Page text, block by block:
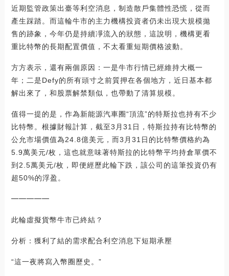
近期監管政策出臺等利空消息，制造散戶集體性恐慌，從而
產生踩踏。而這輪牛市的主力機構投資者仍未出現大規模拋
售的跡象，今年仍是持續凈流入的狀態，這說明，機構更看
重比特幣的長期配置價值，不太看重短期價格波動。
方方表示，還有兩個原因：一是牛市行情已經維持大概一
年；二是Defy的所有頭寸之前質押在各個地方，近日基本都
解出來了，和股票解禁類似，也帶動了清算規模。
值得一提的是，作為新能源汽車圈“頂流”的特斯拉也持有不少
比特幣。根據財報計算，截至3月31日，特斯拉持有比特幣的
公允市場價值為24.8億美元，而3月31日的比特幣價格約為
5.9萬美元/枚，這也就意味著特斯拉的比特幣平均持倉單價不
到2.5萬美元/枚，即便經歷此輪下跌，該公司的這筆投資仍有
超50%的浮盈。
━━━━━
此輪虛擬貨幣牛市已終結？
分析：獲利了結的需求配合利空消息下短期承壓
“這一夜將寫入幣圈歷史。”